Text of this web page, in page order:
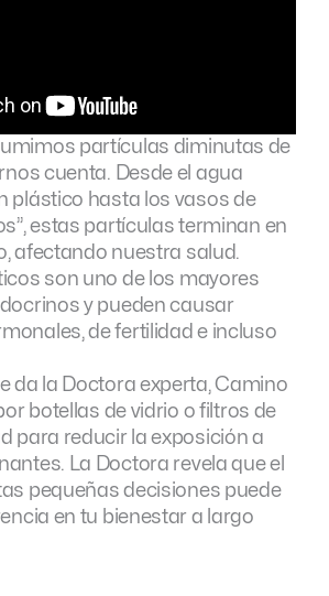
partículas diminutas de
cuenta. Desde el agua
plástico hasta los vasos de
estas partículas terminan en
afectando nuestra salud.
son uno de los mayores
y pueden causar
de fertilidad e incluso
da la Doctora experta, Camino
botellas de vidrio o filtros de
para reducir la exposición a
La Doctora revela que el
pequeñas decisiones puede
en tu bienestar a largo